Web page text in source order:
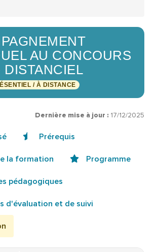
AU CONCOURS
DISTANCIEL
/ À DISTANCE
Dernière mise à jour : 17/12/2025
Prérequis
la formation Programme
pédagogiques
d'évaluation et de suivi